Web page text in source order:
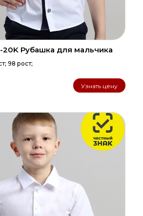
20K Рубашка для мальчика
98 рост;
Узнать цену